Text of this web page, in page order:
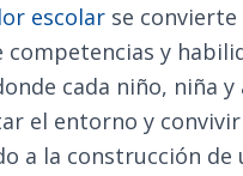
escolar se
competencias y
cada niño, niña
el entorno y
a la construcción